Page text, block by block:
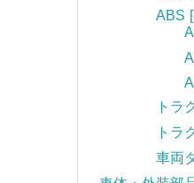
ABS
トラ
トラ
車両